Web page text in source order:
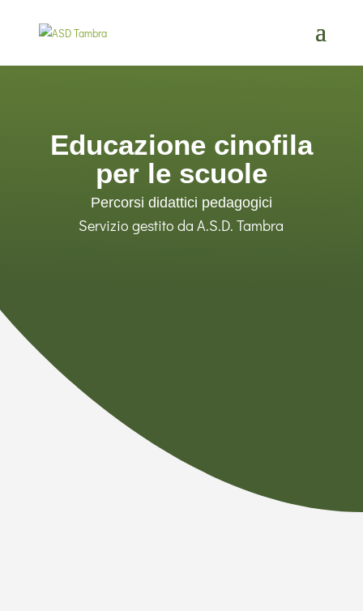
Educazione cinofila
per le scuole
Percorsi didattici pedagogici
Servizio gestito daA.S.D. Tambra